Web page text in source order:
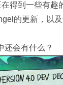
得到一些有趣
的更新，以
还会有什么？